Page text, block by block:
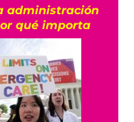
administración
qué importa